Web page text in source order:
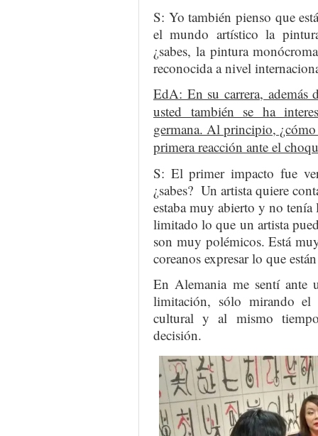
S: Yo también pienso que
el mundo artístico la
¿sabes, la pintura
reconocida a nivel
EdA: En su carrera, además
usted también se ha
germana. Al principio,
primera reacción ante el
S: El primer impacto fue
¿sabes? Un artista quiere
estaba muy abierto y no
limitado lo que un artista
son muy polémicos. Está
coreanos expresar lo que
En Alemania me sentí ante
limitación, sólo mirando el
cultural y al mismo
decisión.